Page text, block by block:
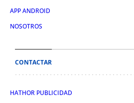
APP ANDROID
NOSOTROS
CONTACTAR
HATHOR PUBLICIDAD